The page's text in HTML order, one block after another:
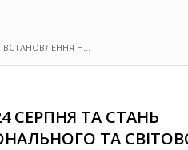
Н...
ТА СТАНЬ
ТА